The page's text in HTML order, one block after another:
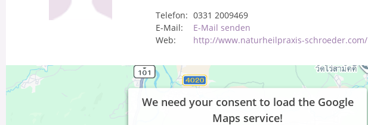
Telefon: 0331 2009469
E-Mail:
E-Mail senden
Web:
http://www.naturheilpraxis-schroeder.com/
We need your consent to load the Google
Maps service!